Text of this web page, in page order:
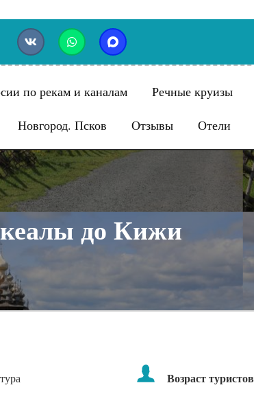
по рекам и каналам Речные круизы
Новгород. Псков Отзывы Отели
до Кижи
Возраст туристов